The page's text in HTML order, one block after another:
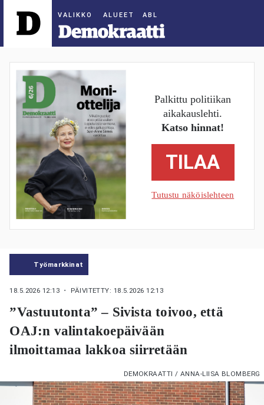
ALUEET
Palkittu politiikan
aikakauslehti.
Katso hinnat!
TILAA
Tutustu näköislehteen
Työmarkkinat
18.5.2026 12:13 ・ PÄIVITETTY: 18.5.2026 12:13
”Vastuutonta” – Sivista toivoo, että
OAJ:n valintakoepäivään
ilmoittamaa lakkoa siirretään
DEMOKRAATTI / ANNA-LIISA BLOMBERG